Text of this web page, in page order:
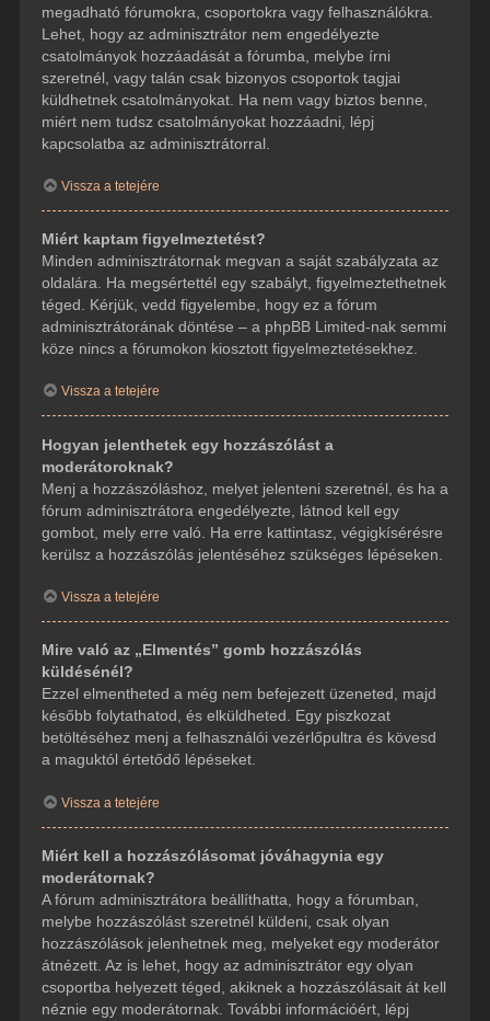
megadható fórumokra, csoportokra vagy felhasználókra.
Lehet, hogy az adminisztrátor nem engedélyezte
csatolmányok hozzáadását a fórumba, melybe írni
szeretnél, vagy talán csak bizonyos csoportok tagjai
küldhetnek csatolmányokat. Ha nem vagy biztos benne,
miért nem tudsz csatolmányokat hozzáadni, lépj
kapcsolatba az adminisztrátorral.
Vissza a tetejére
Miért kaptam figyelmeztetést?
Minden adminisztrátornak megvan a saját szabályzata az
oldalára. Ha megsértettél egy szabályt, figyelmeztethetnek
téged. Kérjük, vedd figyelembe, hogy ez a fórum
adminisztrátorának döntése – a phpBB Limited-nak semmi
köze nincs a fórumokon kiosztott figyelmeztetésekhez.
Vissza a tetejére
Hogyan jelenthetek egy hozzászólást a
moderátoroknak?
Menj a hozzászóláshoz, melyet jelenteni szeretnél, és ha a
fórum adminisztrátora engedélyezte, látnod kell egy
gombot, mely erre való. Ha erre kattintasz, végigkísérésre
kerülsz a hozzászólás jelentéséhez szükséges lépéseken.
Vissza a tetejére
Mire való az „Elmentés” gomb hozzászólás
küldésénél?
Ezzel elmentheted a még nem befejezett üzeneted, majd
később folytathatod, és elküldheted. Egy piszkozat
betöltéséhez menj a felhasználói vezérlőpultra és kövesd
a maguktól értetődő lépéseket.
Vissza a tetejére
Miért kell a hozzászólásomat jóváhagynia egy
moderátornak?
A fórum adminisztrátora beállíthatta, hogy a fórumban,
melybe hozzászólást szeretnél küldeni, csak olyan
hozzászólások jelenhetnek meg, melyeket egy moderátor
átnézett. Az is lehet, hogy az adminisztrátor egy olyan
csoportba helyezett téged, akiknek a hozzászólásait át kell
néznie egy moderátornak. További információért, lépj